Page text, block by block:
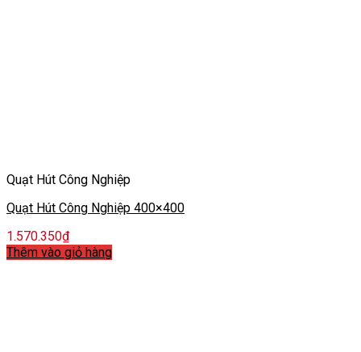
Quạt Hút Công Nghiệp
Quạt Hút Công Nghiệp 400×400
1.570.350₫
Thêm vào giỏ hàng